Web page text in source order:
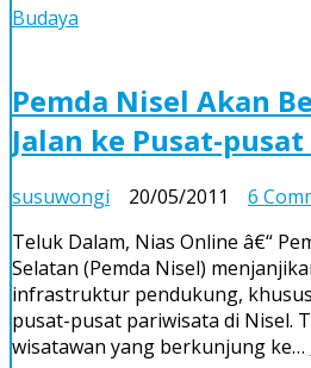
Budaya
Pemda Nisel Akan
Jalan ke Pusat-
susuwongi 20/05/2011 6
Teluk Dalam, Nias Online â€“
Selatan (Pemda Nisel)
infrastruktur pendukung,
pusat-pusat pariwisata di Nisel.
wisatawan yang berkunjung ke…